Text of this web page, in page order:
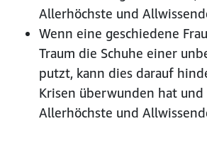
Allerhöchste und
Wenn eine geschiedene
Traum die Schuhe einer
putzt, kann dies darauf
Krisen überwunden hat
Allerhöchste und